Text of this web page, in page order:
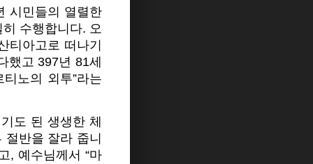
시민들의 열렬한
수행합니다. 오
티아고로 떠나기
했고 397년 81세
노의 외투”라는
도 된 생생한 체
반을 잘라 줍니
, 예수님께서 “마